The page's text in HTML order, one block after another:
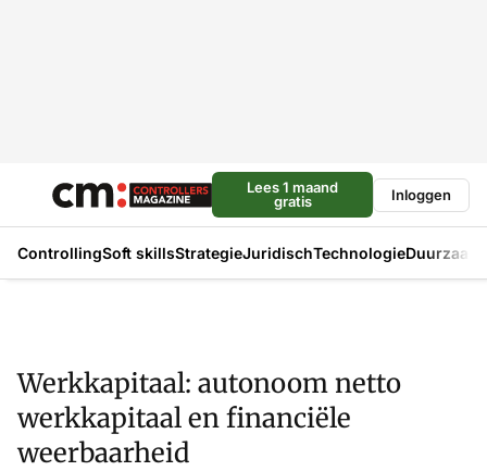
Lees 1 maand
gratis
Inloggen
ControllingSoft skillsStrategieJuridischTechnologie
Werkkapitaal: autonoom netto
werkkapitaal en financiële
weerbaarheid